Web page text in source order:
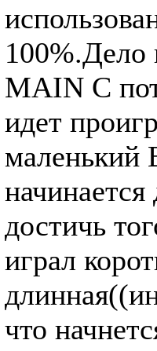
100%.Дело
MAIN C
идет
маленький
начинается
достичь
играл
что